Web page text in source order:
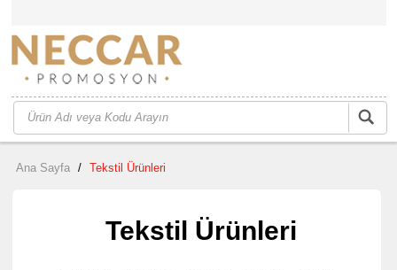
Ana Sayfa / Tekstil Ürünleri
Tekstil Ürünleri